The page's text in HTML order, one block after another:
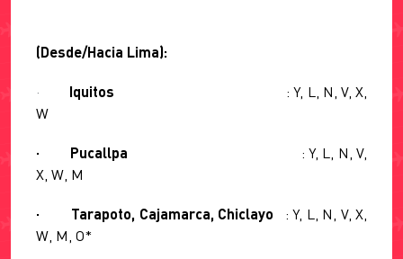
(Desde/Hacia Lima):
· Iquitos : Y, L, N, V, X,
W
· Pucallpa : Y, L, N, V,
X, W, M
· Tarapoto, Cajamarca, Chiclayo : Y, L, N, V, X,
W, M, O*